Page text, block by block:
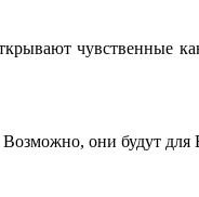
чувственные
они будут